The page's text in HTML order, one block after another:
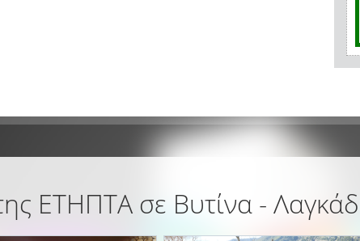
ΕΤΗΠΤΑ σε Βυτίνα -